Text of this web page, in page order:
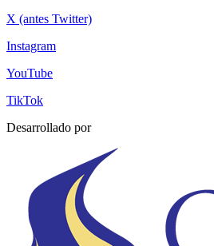
X (antes Twitter)
Instagram
YouTube
TikTok
Desarrollado por